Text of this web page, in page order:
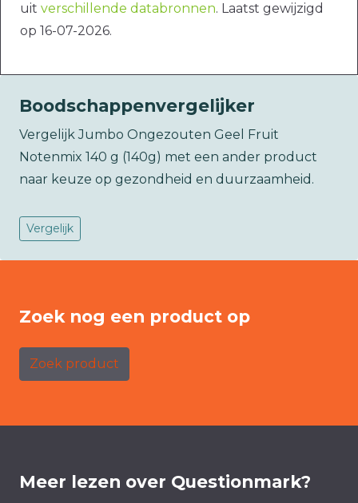
uit verschillende databronnen. Laatst gewijzigd
op 16-07-2026.
Boodschappenvergelijker
Vergelijk Jumbo Ongezouten Geel Fruit
Notenmix 140 g (140g) met een ander product
naar keuze op gezondheid en duurzaamheid.
Vergelijk
Zoek nog een product op
Zoek product
Meer lezen over Questionmark?